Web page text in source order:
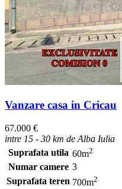
Vanzare casa in Cricau
67.000 €
intre 15 - 30 km de Alba Iulia
Suprafata utila 60m2
Numar camere 3
Suprafata teren 700m2